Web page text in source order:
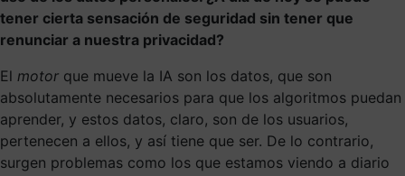
tener cierta sensación de seguridad sin tener que
renunciar a nuestra privacidad?
El motor que mueve la IA son los datos, que son
absolutamente necesarios para que los algoritmos puedan
aprender, y estos datos, claro, son de los usuarios,
pertenecen a ellos, y así tiene que ser. De lo contrario,
surgen problemas como los que estamos viendo a diario